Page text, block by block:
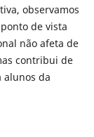
observamos
de vista
não afeta de
contribui de
alunos da